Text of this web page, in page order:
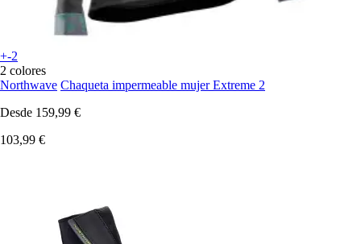
+-2
2 colores
Northwave Chaqueta impermeable mujer Extreme 2
Desde 159,99 €
103,99 €